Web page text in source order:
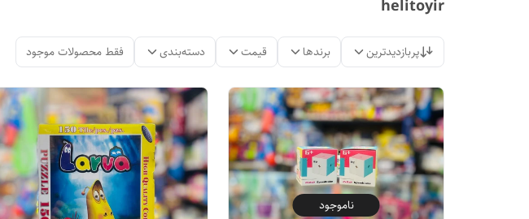
helitoyir
پربازدیدترین برندها قیمت دسته‌بندی فقط محصولات موجود
ناموجود